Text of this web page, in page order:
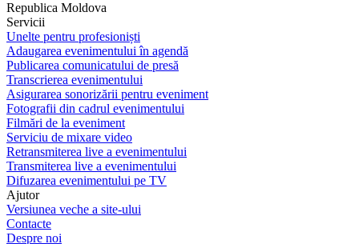
Republica Moldova
Servicii
Unelte pentru profesioniști
Adaugarea evenimentului în agendă
Publicarea comunicatului de presă
Transcrierea evenimentului
Asigurarea sonorizării pentru eveniment
Fotografii din cadrul evenimentului
Filmări de la eveniment
Serviciu de mixare video
Retransmiterea live a evenimentului
Transmiterea live a evenimentului
Difuzarea evenimentului pe TV
Ajutor
Versiunea veche a site-ului
Contacte
Despre noi